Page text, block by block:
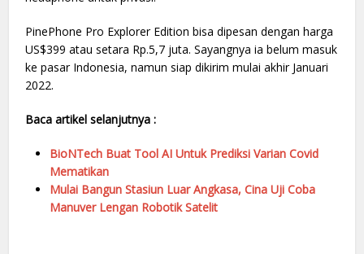
PinePhone Pro Explorer Edition bisa dipesan dengan harga
US$399 atau setara Rp.5,7 juta. Sayangnya ia belum masuk
ke pasar Indonesia, namun siap dikirim mulai akhir Januari
2022.
Baca artikel selanjutnya :
BioNTech Buat Tool AI Untuk Prediksi Varian Covid
Mematikan
Mulai Bangun Stasiun Luar Angkasa, Cina Uji Coba
Manuver Lengan Robotik Satelit